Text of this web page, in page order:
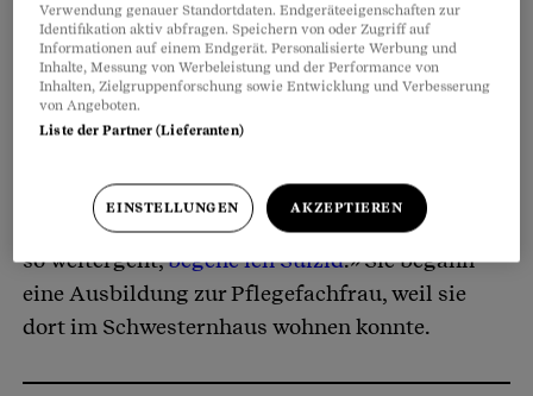
Teilen Anhören Merken Kommentare
Schule abbrach und von zu Hause auszog. «Ich
konnte einfach nicht mehr. Ich wusste: Wenn es
so weitergeht,begehe ich Suizid.» Sie begann
eine Ausbildung zur Pflegefachfrau, weil sie
dort im Schwesternhaus wohnen konnte.
Verwendung genauer Standortdaten. Endgeräteeigenschaften zur
Identifikation aktiv abfragen. Speichern von oder Zugriff auf
Informationen auf einem Endgerät. Personalisierte Werbung und
Inhalte, Messung von Werbeleistung und der Performance von
Inhalten, Zielgruppenforschung sowie Entwicklung und Verbesserung
von Angeboten.
Liste der Partner (Lieferanten)
EINSTELLUNGEN AKZEPTIEREN